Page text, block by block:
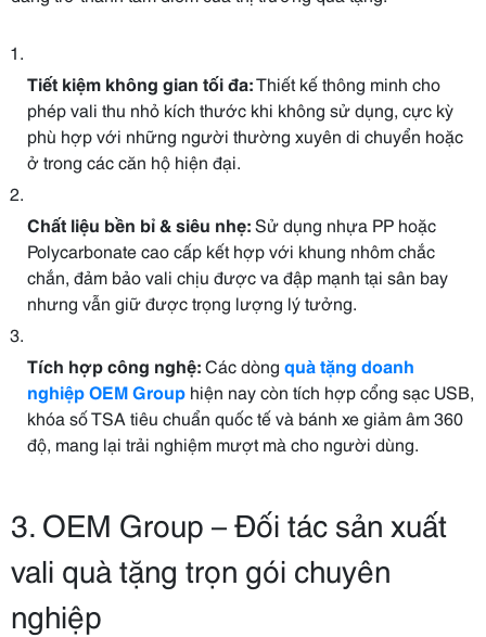
Tiết kiệm không gian tối đa:Thiết kế thông minh cho
phép vali thu nhỏ kích thước khi không sử dụng, cực kỳ
phù hợp với những người thường xuyên di chuyển hoặc
ở trong các căn hộ hiện đại.
Chất liệu bền bỉ & siêu nhẹ:Sử dụng nhựa PP hoặc
Polycarbonate cao cấp kết hợp với khung nhôm chắc
chắn, đảm bảo vali chịu được va đập mạnh tại sân bay
nhưng vẫn giữ được trọng lượng lý tưởng.
Tích hợp công nghệ:Các dòng quà tặng doanh
nghiệp OEM Group hiện nay còn tích hợp cổng sạc USB,
khóa số TSA tiêu chuẩn quốc tế và bánh xe giảm âm 360
độ, mang lại trải nghiệm mượt mà cho người dùng.
3. OEM Group – Đối tác sản xuất
vali quà tặng trọn gói chuyên
nghiệp